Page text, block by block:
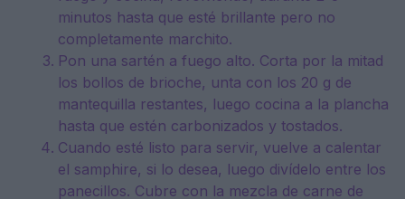
minutos hasta que esté brillante pero no
completamente marchito.
Pon una sartén a fuego alto. Corta por la mitad
los bollos de brioche, unta con los 20 g de
mantequilla restantes, luego cocina a la plancha
hasta que estén carbonizados y tostados.
Cuando esté listo para servir, vuelve a calentar
el samphire, si lo desea, luego divídelo entre los
panecillos. Cubre con la mezcla de carne de